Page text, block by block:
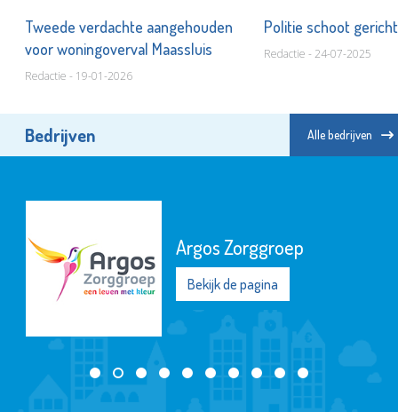
Tweede verdachte aangehouden
voor woningoverval Maassluis
Redactie - 19-01-2026
Politie schoot
Redactie - 24-07-2025
Bedrijven Alle bedrijven
Argos Zorggroep
Bekijk de pagina